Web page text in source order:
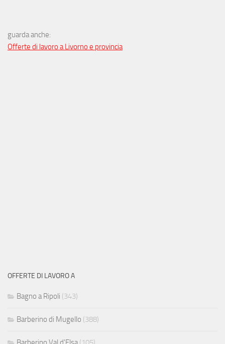
guarda anche:
Offerte di lavoro a Livorno e provincia
OFFERTE DI LAVORO A
Bagno a Ripoli (343)
Barberino di Mugello (388)